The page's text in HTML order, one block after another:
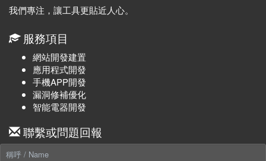
我們專注，讓工具更貼近人心。
服務項目
網站開發建置
應用程式開發
手機APP開發
漏洞修補優化
智能電器開發
聯繫或問題回報